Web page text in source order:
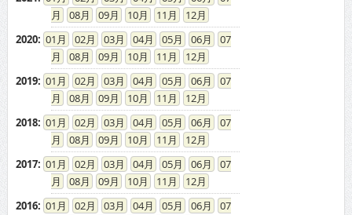
08
09 10 11
12
2020: 01 02 03 04 05 06
07
08
09 10 11
12
2019: 01 02 03 04 05 06
07
08
09 10 11
12
2018: 01 02 03 04 05 06
07
08
09 10 11
12
2017: 01 02 03 04 05 06
07
08
09 10 11
12
2016: 01 02 03 04 05 06
07